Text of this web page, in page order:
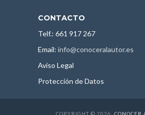
CONTACTO
Telf.: 661 917 267
Email: info@conoceralautor.es
Aviso Legal
Protección de Datos
COPYRIGHT © 2026. CONOCER